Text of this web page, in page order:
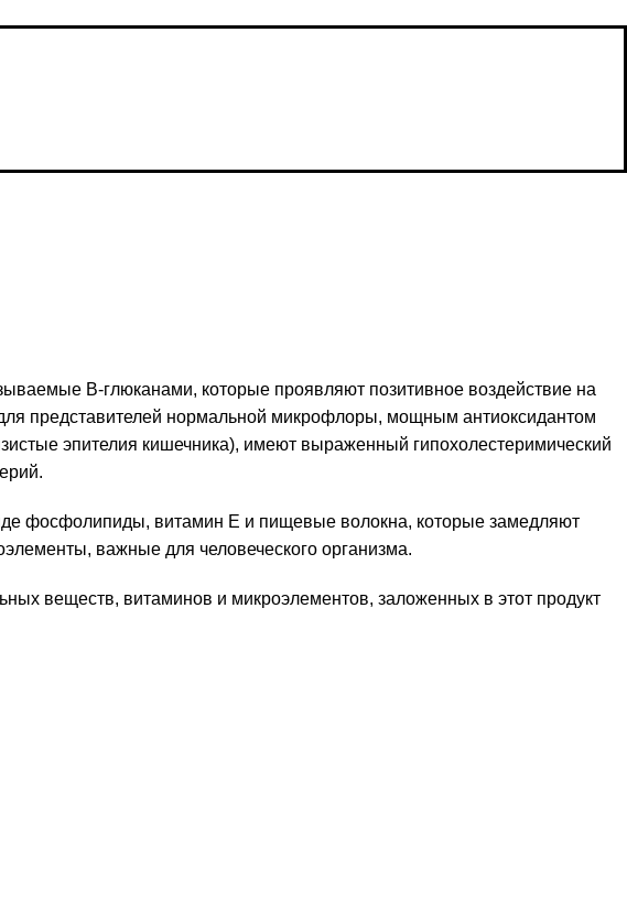
В-глюканами, которые проявляют позитивное воздействие на
для представителей нормальной микрофлоры, мощным антиоксидантом
эпителия кишечника), имеют выраженный гипохолестеримический
фосфолипиды, витамин Е и пищевые волокна, которые замедляют
важные для человеческого организма.
веществ, витаминов и микроэлементов, заложенных в этот продукт